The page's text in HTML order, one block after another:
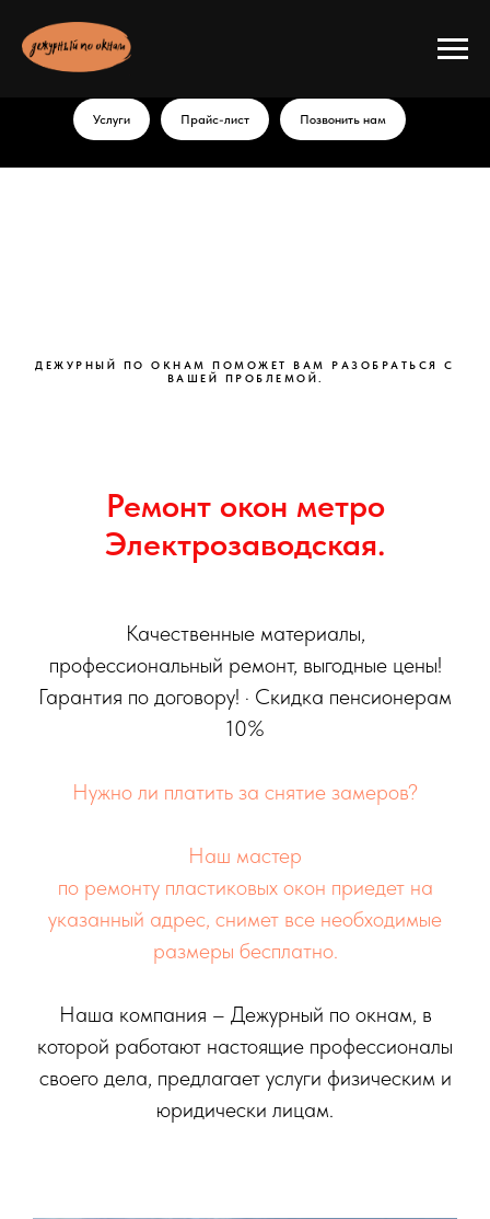
Услуги Прайс-лист Позвонить нам
ДЕЖУРНЫЙ ПО ОКНАМ ПОМОЖЕТ ВАМ РАЗОБРАТЬСЯ С
ВАШЕЙ ПРОБЛЕМОЙ.
Ремонт окон метро
Электрозаводская.
Качественные материалы,
профессиональный ремонт, выгодные цены!
Гарантия по договору! · Скидка пенсионерам
10%
Нужно ли платить за снятие замеров?
Наш мастер
по ремонту пластиковых окон приедет на
указанный адрес, снимет все необходимые
размеры бесплатно.
Наша компания – Дежурный по окнам, в
которой работают настоящие профессионалы
своего дела, предлагает услуги физическим и
юридически лицам.